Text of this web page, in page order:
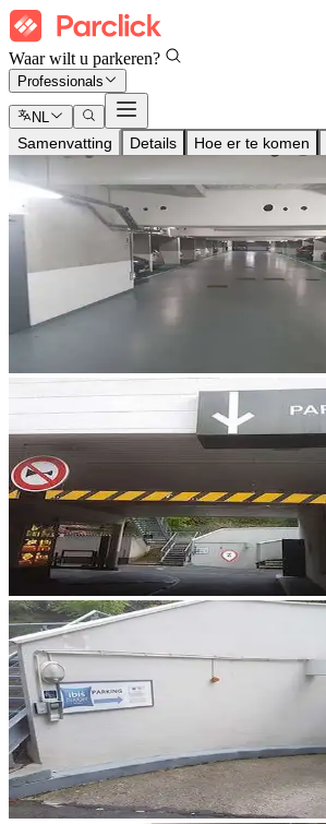
Waar wilt u parkeren?
Professionals
NL
Samenvatting Details Hoe er te komen